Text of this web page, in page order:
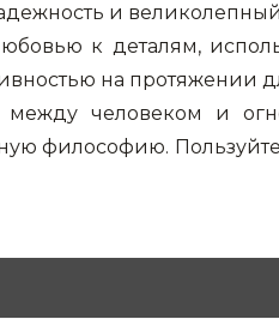
и
к деталям,
на протяжении
человеком и
философию.